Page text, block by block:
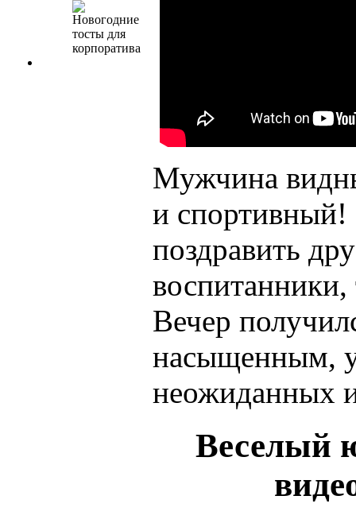
Мужчина
и спортивный!
поздравить
Вечер
насыщенным,
неожиданных
Веселый